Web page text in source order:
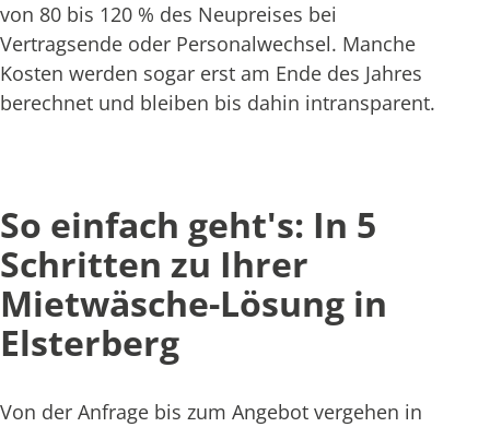
von 80 bis 120 % des Neupreises bei
Vertragsende oder Personalwechsel. Manche
Kosten werden sogar erst am Ende des Jahres
berechnet und bleiben bis dahin intransparent.
So einfach geht's: In 5
Schritten zu Ihrer
Mietwäsche-Lösung in
Elsterberg
Von der Anfrage bis zum Angebot vergehen in